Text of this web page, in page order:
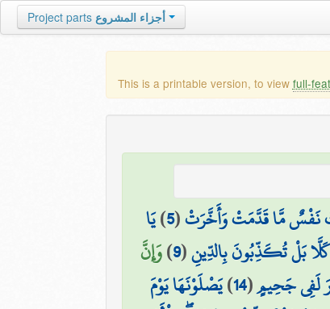
Project parts أجزاء المشروع
This is a printable version, to view full-
مَّا قَدَّمَتْ وَأَخَّرَتْ(
5
)يَا
كَلَّا بَلْ تُكَذِّبُونَ بِالدِّينِ(
9
)وَإِنَّ
لَفِي جَحِيمٍ(
14
)يَصْلَوْنَهَا يَوْمَ